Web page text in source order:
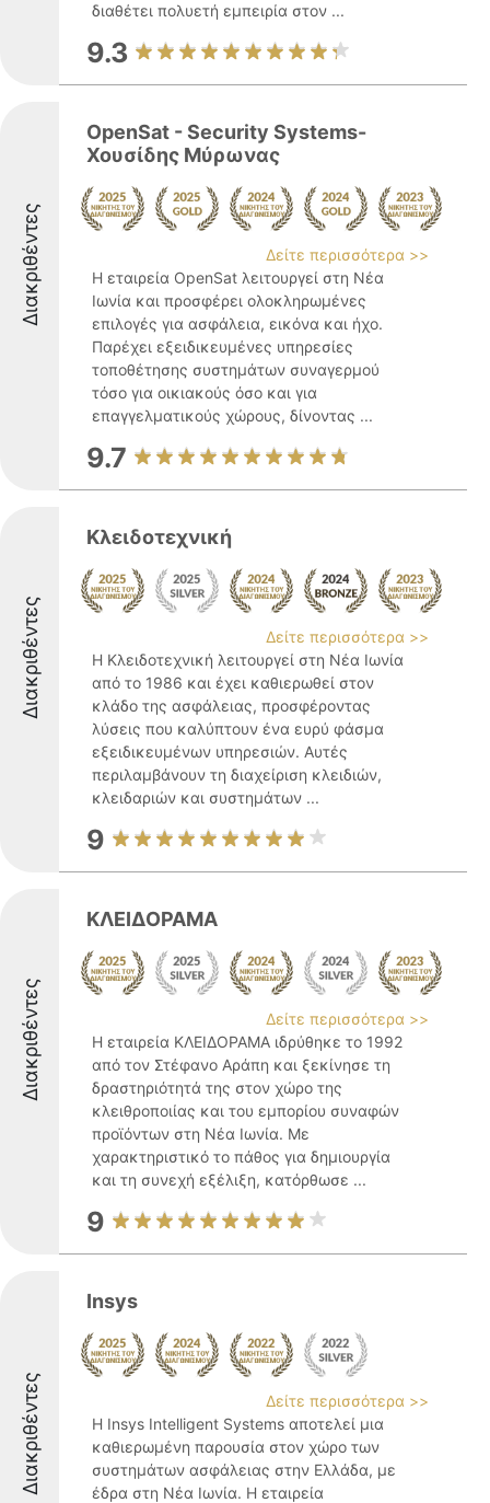
διαθέτει πολυετή εμπειρία στον ...
9.3
Διακριθέντες
OpenSat - Security Systems-
Χουσίδης Μύρωνας
Δείτε περισσότερα >>
Η εταιρεία OpenSat λειτουργεί στη Νέα
Ιωνία και προσφέρει ολοκληρωμένες
επιλογές για ασφάλεια, εικόνα και ήχο.
Παρέχει εξειδικευμένες υπηρεσίες
τοποθέτησης συστημάτων συναγερμού
τόσο για οικιακούς όσο και για
επαγγελματικούς χώρους, δίνοντας ...
9.7
Διακριθέντες
Κλειδοτεχνική
Δείτε περισσότερα >>
Η Κλειδοτεχνική λειτουργεί στη Νέα Ιωνία
από το 1986 και έχει καθιερωθεί στον
κλάδο της ασφάλειας, προσφέροντας
λύσεις που καλύπτουν ένα ευρύ φάσμα
εξειδικευμένων υπηρεσιών. Αυτές
περιλαμβάνουν τη διαχείριση κλειδιών,
κλειδαριών και συστημάτων ...
9
Διακριθέντες
ΚΛΕΙΔΟΡΑΜΑ
Δείτε περισσότερα >>
Η εταιρεία ΚΛΕΙΔΟΡΑΜΑ ιδρύθηκε το 1992
από τον Στέφανο Αράπη και ξεκίνησε τη
δραστηριότητά της στον χώρο της
κλειθροποιίας και του εμπορίου συναφών
προϊόντων στη Νέα Ιωνία. Με
χαρακτηριστικό το πάθος για δημιουργία
και τη συνεχή εξέλιξη, κατόρθωσε ...
9
Διακριθέντες
Insys
Δείτε περισσότερα >>
Η Insys Intelligent Systems αποτελεί μια
καθιερωμένη παρουσία στον χώρο των
συστημάτων ασφάλειας στην Ελλάδα, με
έδρα στη Νέα Ιωνία. Η εταιρεία